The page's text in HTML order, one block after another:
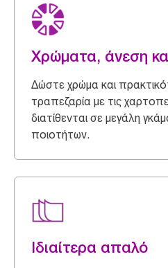
Χρώματα, άνεση
Δώστε χρώμα και
τραπεζαρία με τις
διατίθενται σε μεγάλη
ποιοτήτων.
Ιδιαίτερα απαλό